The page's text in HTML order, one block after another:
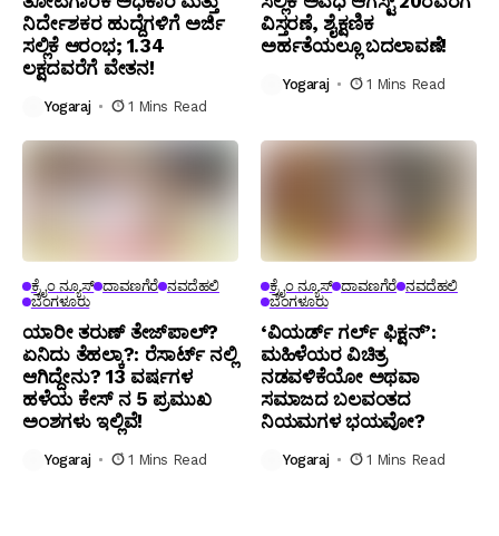
ನಿರ್ದೇಶಕರ ಹುದ್ದೆಗಳಿಗೆ ಅರ್ಜಿ
ಸಲ್ಲಿಕೆ ಆರಂಭ; ₹1.34
ಲಕ್ಷದವರೆಗೆ ವೇತನ!
Yogaraj 1 Mins Read
ವಿಸ್ತರಣೆ, ಶೈಕ್ಷಣಿಕ
ಅರ್ಹತೆಯಲ್ಲೂ ಬದಲಾವಣೆ!
Yogaraj 1 Mins Read
ಕ್ರೈಂ ನ್ಯೂಸ್ ದಾವಣಗೆರೆ ನವದೆಹಲಿ
ಬೆಂಗಳೂರು
ಯಾರೀ ತರುಣ್ ತೇಜ್‌ಪಾಲ್?
ಏನಿದು ತೆಹಲ್ಕಾ?: ರೆಸಾರ್ಟ್ ನಲ್ಲಿ
ಆಗಿದ್ದೇನು? 13 ವರ್ಷಗಳ
ಹಳೆಯ ಕೇಸ್ ನ 5 ಪ್ರಮುಖ
ಅಂಶಗಳು ಇಲ್ಲಿವೆ!
Yogaraj 1 Mins Read
ಕ್ರೈಂ ನ್ಯೂಸ್ ದಾವಣಗೆರೆ ನವದೆಹಲಿ
ಬೆಂಗಳೂರು
‘ವಿಯರ್ಡ್ ಗರ್ಲ್ ಫಿಕ್ಷನ್’:
ಮಹಿಳೆಯರ ವಿಚಿತ್ರ
ನಡವಳಿಕೆಯೋ ಅಥವಾ
ಸಮಾಜದ ಬಲವಂತದ
ನಿಯಮಗಳ ಭಯವೋ?
Yogaraj 1 Mins Read